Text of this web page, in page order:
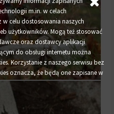
m.in. w celach
celu dostosowania naszych
użytkowników. Mogą też stosować
oraz dostawcy aplikacji
do obsługi internetu można
Korzystanie z naszego serwisu bez
oznacza, że będą one zapisane w